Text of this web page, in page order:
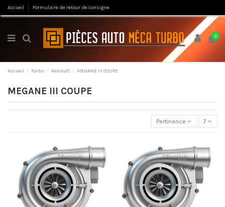
Accueil Formulaire de retour de consigne
0
Accueil Turbo Renault MEGANE III COUPE
MEGANE III COUPE
Pertinence 7